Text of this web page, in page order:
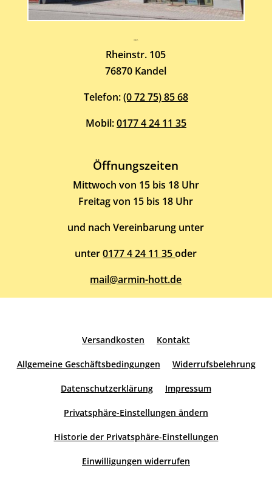
Rheinstr. 105
76870 Kandel
Telefon:(0 72 75) 85 68
Mobil:0177 4 24 11 35
Öffnungszeiten
Mittwoch von 15 bis 18 Uhr
Freitag von 15 bis 18 Uhr
und nach Vereinbarung unter
unter0177 4 24 11 35oder
mail@armin-hott.de
Versandkosten Kontakt
Allgemeine Geschäftsbedingungen Widerrufsbelehrung
Datenschutzerklärung Impressum
Privatsphäre-Einstellungen ändern
Historie der Privatsphäre-Einstellungen
Einwilligungen widerrufen